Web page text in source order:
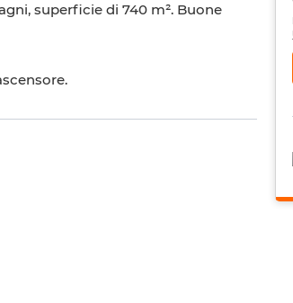
superficie di 740 m². Buone